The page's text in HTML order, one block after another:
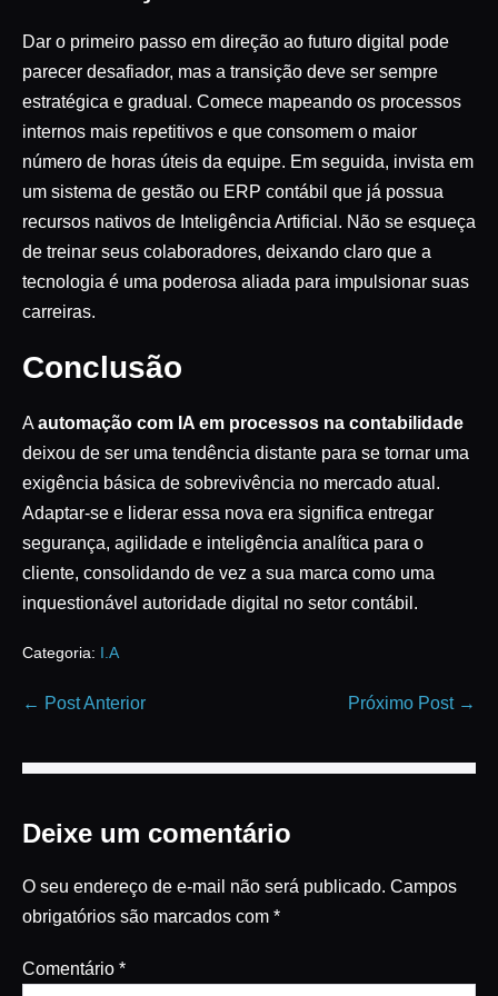
Dar o primeiro passo em direção ao futuro digital pode
parecer desafiador, mas a transição deve ser sempre
estratégica e gradual. Comece mapeando os processos
internos mais repetitivos e que consomem o maior
número de horas úteis da equipe. Em seguida, invista em
um sistema de gestão ou ERP contábil que já possua
recursos nativos de Inteligência Artificial. Não se esqueça
de treinar seus colaboradores, deixando claro que a
tecnologia é uma poderosa aliada para impulsionar suas
carreiras.
Conclusão
Aautomação com IA em processos na contabilidade
deixou de ser uma tendência distante para se tornar uma
exigência básica de sobrevivência no mercado atual.
Adaptar-se e liderar essa nova era significa entregar
segurança, agilidade e inteligência analítica para o
cliente, consolidando de vez a sua marca como uma
inquestionável autoridade digital no setor contábil.
Categoria: I.A
← Post Anterior Próximo Post →
Deixe um comentário
O seu endereço de e-mail não será publicado. Campos
obrigatórios são marcados com *
Comentário *